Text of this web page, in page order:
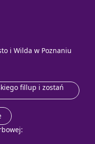
i Wilda w Poznaniu
fillup i zostań